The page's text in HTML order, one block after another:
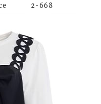
2-668